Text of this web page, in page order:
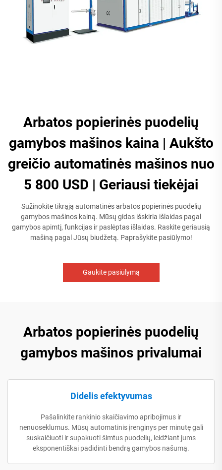
Arbatos popierinės puodelių
gamybos mašinos kaina | Aukšto
greičio automatinės mašinos nuo
5 800 USD | Geriausi tiekėjai
Sužinokite tikrąją automatinės arbatos popierinės puodelių
gamybos mašinos kainą. Mūsų gidas išskiria išlaidas pagal
gamybos apimtį, funkcijas ir paslėptas išlaidas. Raskite geriausią
mašiną pagal Jūsų biudžetą. Paprašykite pasiūlymo!
Gaukite pasiūlymą
Arbatos popierinės puodelių
gamybos mašinos privalumai
Didelis efektyvumas
Pašalinkite rankinio skaičiavimo apribojimus ir
nenuoseklumus. Mūsų automatinis įrenginys per minutę gali
suskaičiuoti ir supakuoti šimtus puodelių, leidžiant jums
eksponentiškai padidinti bendrą gamybos našumą.